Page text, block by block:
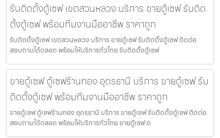
รับติดตั้งตู้เซฟ เขตสวนหลวง บริการ ขายตู้เซฟ รับติด
ตั้งตู้เซฟ พร้อมทีมงานมืออาชีพ ราคาถูก
รับติดตั้งตู้เซฟ เขตสวนหลวง บริการ ขายตู้เซฟ รับติดตั้งตู้เซฟ ติดต่อ
สอบถามได้ตลอด พร้อมให้บริการทั่วไทย รับติดตั้งตู้เซฟ
ขายตู้เซฟ ตู้เซฟร้านทอง อุดรธานี บริการ ขายตู้เซฟ รับ
ติดตั้งตู้เซฟ พร้อมทีมงานมืออาชีพ ราคาถูก
ขายตู้เซฟ ตู้เซฟร้านทอง อุดรธานี บริการ ขายตู้เซฟ รับติดตั้งตู้เซฟ ติดต่อ
สอบถามได้ตลอด พร้อมให้บริการทั่วไทย ขายตู้เซฟ ต